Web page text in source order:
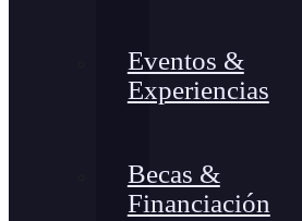
Eventos &
Experiencias
Becas &
Financiación